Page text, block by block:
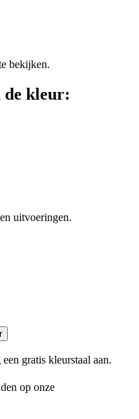
bekijken.
de kleur:
uitvoeringen.
gratis kleurstaal aan.
op onze